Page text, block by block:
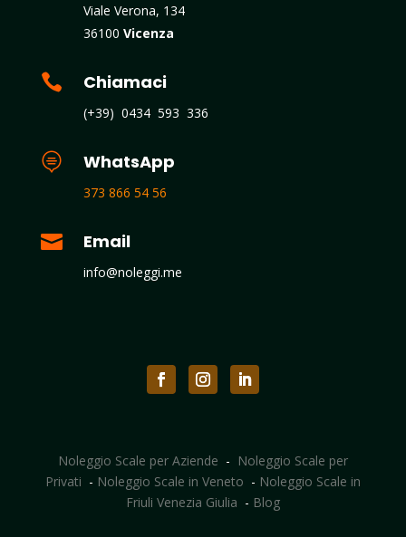
Viale Verona, 134
36100 Vicenza
 Chiamaci
(+39) 0434 593 336
 WhatsApp
373 866 54 56
 Email
info@noleggi.me
Noleggio Scale per Aziende - Noleggio Scale per
Privati - Noleggio Scale in Veneto - Noleggio Scale in
Friuli Venezia Giulia - Blog